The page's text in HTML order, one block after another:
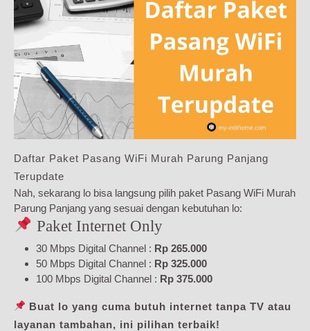
Daftar Paket Pasang WiFi Murah Parung Panjang
Terupdate
Nah, sekarang lo bisa langsung pilih paket Pasang WiFi Murah
Parung Panjang yang sesuai dengan kebutuhan lo:
Paket Internet Only
30 Mbps Digital Channel : Rp 265.000
50 Mbps Digital Channel : Rp 325.000
100 Mbps Digital Channel : Rp 375.000
Buat lo yang cuma butuh internet tanpa TV atau
layanan tambahan, ini pilihan terbaik!